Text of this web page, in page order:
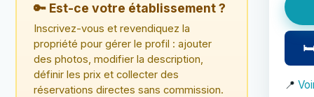
🔑 Est-ce votre établissement ?
Inscrivez-vous et revendiquez la
propriété pour gérer le profil : ajouter
des photos, modifier la description,
définir les prix et collecter des
réservations directes sans commission.
🛏
📍